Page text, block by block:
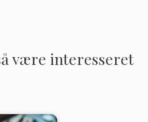
være interesseret